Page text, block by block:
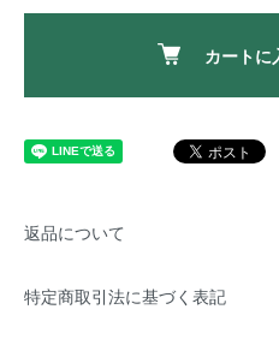
カートに
返品について
特定商取引法に基づく表記